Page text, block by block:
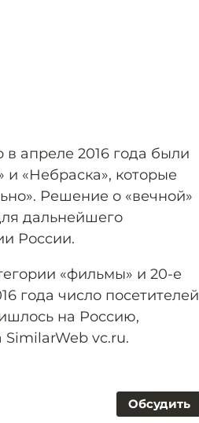
апреле 2016 года были
«Небраска», которые
Решение о «вечной»
дальнейшего
России.
«фильмы» и 20-е
года число посетителей
на Россию,
vc.ru.
Обсудить